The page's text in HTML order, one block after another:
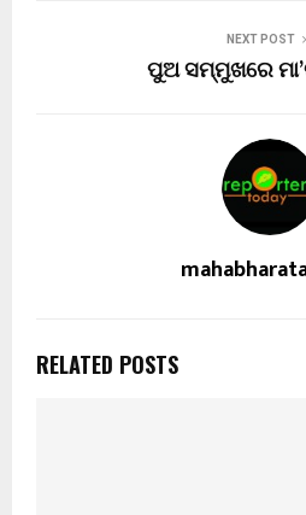
NEXT POST
ପୁଅ ସମ୍ମୁଖରେ
RELATED POSTS